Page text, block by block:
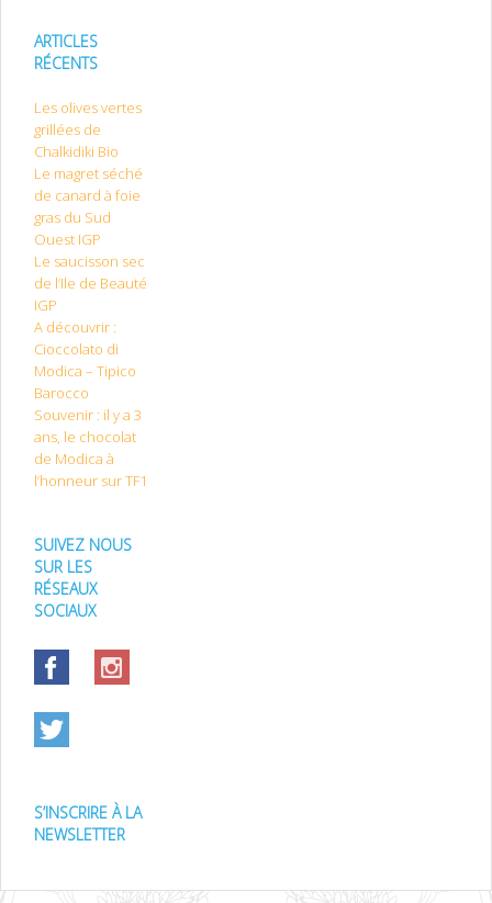
ARTICLES
RÉCENTS
Les olives vertes
grillées de
Chalkidiki Bio
Le magret séché
de canard à foie
gras du Sud
Ouest IGP
Le saucisson sec
de l’Ile de Beauté
IGP
A découvrir :
Cioccolato di
Modica – Tipico
Barocco
Souvenir : il y a 3
ans, le chocolat
de Modica à
l’honneur sur TF1
SUIVEZ NOUS
SUR LES
RÉSEAUX
SOCIAUX
S’INSCRIRE À LA
NEWSLETTER